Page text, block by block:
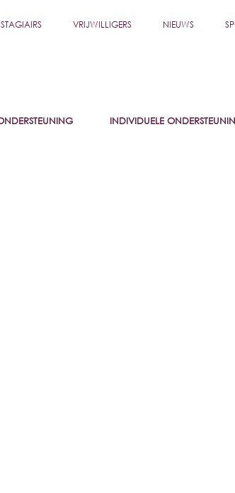
STAGIAIRS VRIJWILLIGERS NIEUWS
INDIVIDUELE